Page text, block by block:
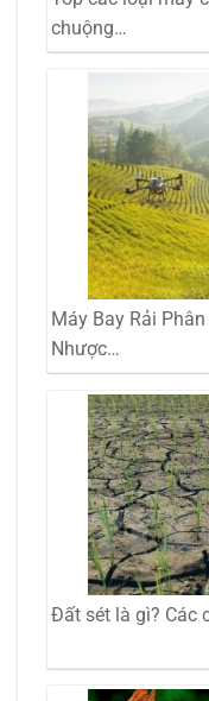
chuộng…
Máy Bay Rải
Nhược…
Đất sét là gì? Các